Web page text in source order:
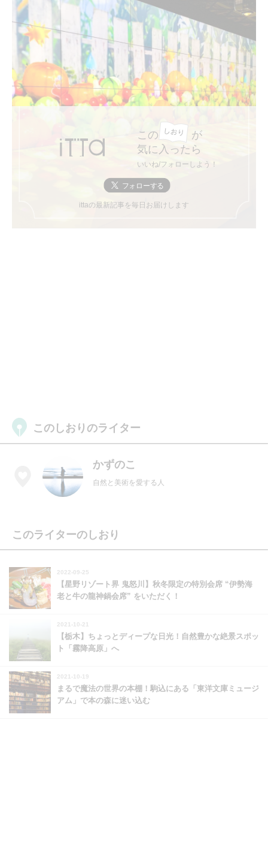
この
が
気に入ったら
いいね/フォローしよう！
ittaの最新記事を毎日お届けします
このしおりのライター
かずのこ
自然と美術を愛する人
このライターのしおり
2022-09-25
【星野リゾート界 鬼怒川】秋冬限定の特別会席 “伊勢海
老と牛の龍神鍋会席” をいただく！
2021-10-21
【栃木】ちょっとディープな日光！自然豊かな絶景スポッ
ト「霧降高原」へ
2021-10-19
まるで魔法の世界の本棚！駒込にある「東洋文庫ミュージ
アム」で本の森に迷い込む